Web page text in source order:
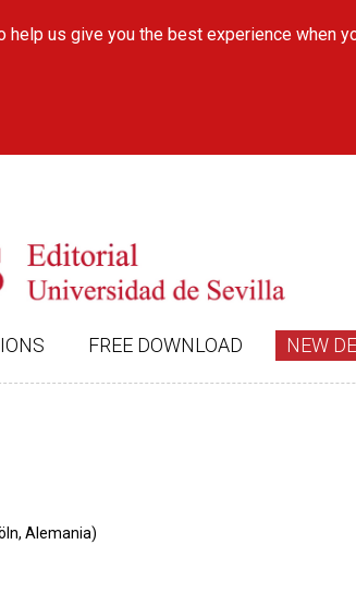
us give you the best experience when
FREE DOWNLOAD NEW
Alemania)